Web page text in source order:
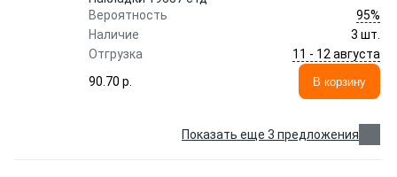
Вероятность
95%
Наличие
3 шт.
Отгрузка
11 - 12 августа
90.70 p.
В корзину
Показать еще 3 предложения